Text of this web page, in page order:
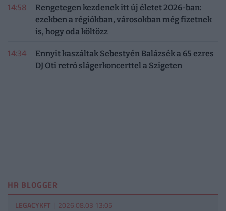
14:58
Rengetegen kezdenek itt új életet 2026-ban:
ezekben a régiókban, városokban még fizetnek
is, hogy oda költözz
14:34
Ennyit kaszáltak Sebestyén Balázsék a 65 ezres
DJ Oti retró slágerkoncerttel a Szigeten
HR BLOGGER
LEGACYKFT | 2026.08.03 13:05